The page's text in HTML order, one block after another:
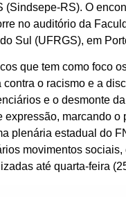
RS). O
no auditório da
Sul (UFRGS), em
que tem como foco
o racismo e a
e o desmonte
marcando o
plenária estadual do
movimentos
até quarta-feira